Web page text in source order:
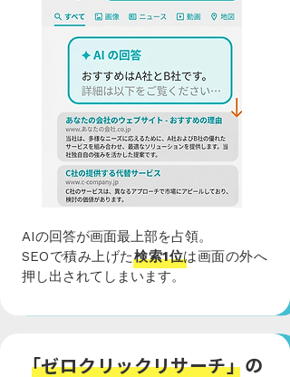
AIの回答が画面最上部を占領。
SEOで積み上げた検索1位は画面の外へ
押し出されてしまいます。
「ゼロクリックリサーチ」の